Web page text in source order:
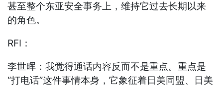
甚至整个东亚安全事务上，维持它过去长期以来
的角色。
RFI：
李世晖：我觉得通话内容反而不是重点。重点是
“打电话”这件事情本身，它象征着日美同盟、日美